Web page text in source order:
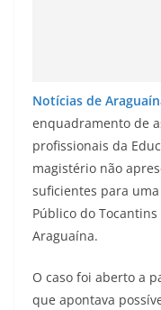
Notícias de
enquadramento de
profissionais da
magistério não
suficientes para
Público do
Araguaína.
O caso foi aberto a
que apontava